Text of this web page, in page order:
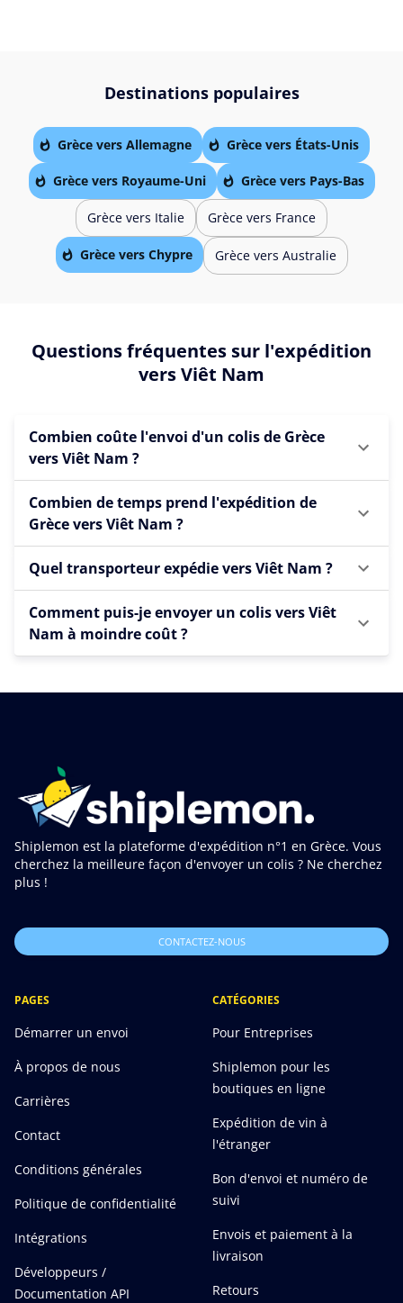
Destinations populaires
Grèce vers Allemagne Grèce vers États-Unis
Grèce vers Royaume-Uni Grèce vers Pays-Bas
Grèce vers Italie Grèce vers France
Grèce vers Chypre Grèce vers Australie
Questions fréquentes sur l'expédition
vers Viêt Nam
Combien coûte l'envoi d'un colis de Grèce
vers Viêt Nam ?
Combien de temps prend l'expédition de
Grèce vers Viêt Nam ?
Quel transporteur expédie vers Viêt Nam ?
Comment puis-je envoyer un colis vers Viêt
Nam à moindre coût ?
Shiplemon est la plateforme d'expédition n°1 en Grèce. Vous
cherchez la meilleure façon d'envoyer un colis ? Ne cherchez
plus !
CONTACTEZ-NOUS
PAGES
Démarrer un envoi
À propos de nous
Carrières
Contact
Conditions générales
Politique de confidentialité
Intégrations
Développeurs /
Documentation API
CATÉGORIES
Pour Entreprises
Shiplemon pour les
boutiques en ligne
Expédition de vin à
l'étranger
Bon d'envoi et numéro de
suivi
Envois et paiement à la
livraison
Retours